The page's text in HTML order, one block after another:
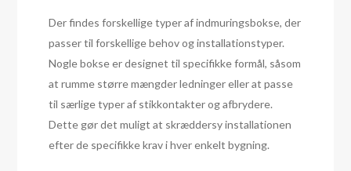
Der findes forskellige typer af indmuringsbokse, der
passer til forskellige behov og installationstyper.
Nogle bokse er designet til specifikke formål, såsom
at rumme større mængder ledninger eller at passe
til særlige typer af stikkontakter og afbrydere.
Dette gør det muligt at skræddersy installationen
efter de specifikke krav i hver enkelt bygning.